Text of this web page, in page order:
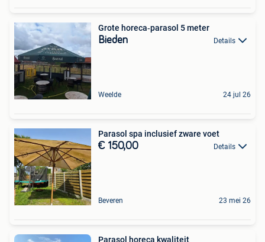
Grote horeca‑parasol 5 meter
Bieden Details
Weelde 24 jul 26
Parasol spa inclusief zware voet
€ 150,00 Details
Beveren 23 mei 26
Parasol horeca kwaliteit